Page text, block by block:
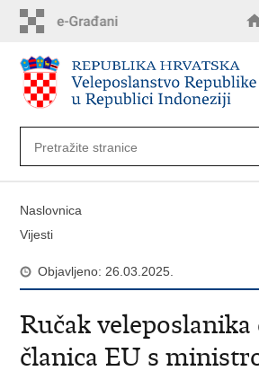
sadržaj
Naslovnica
Vijesti
Objavljeno: 26.03.2025.
Ručak veleposlanika
članica EU s